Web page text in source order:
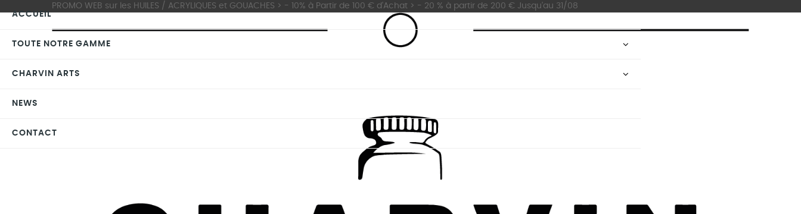
PROMO WEB sur les HUILES / ACRYLIQUES et GOUACHES > - 10% à Partir de 100 € d'Achat > - 20 % à partir de 200 € Jusqu'au 31/08
ACCUEIL
TOUTE NOTRE GAMME
CHARVIN ARTS
NEWS
CONTACT